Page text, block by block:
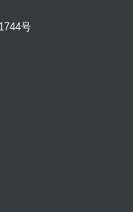
号